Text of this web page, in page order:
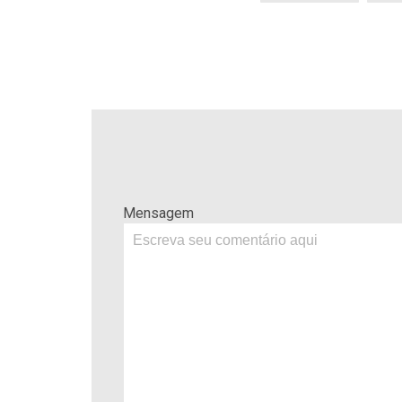
Mensagem